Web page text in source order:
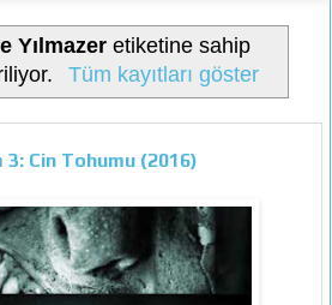
Yılmazeretiketine sahip
Tüm kayıtları göster
3: Cin Tohumu (2016)